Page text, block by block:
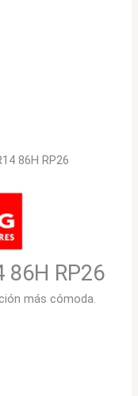
86H RP26
86H RP26
más cómoda.